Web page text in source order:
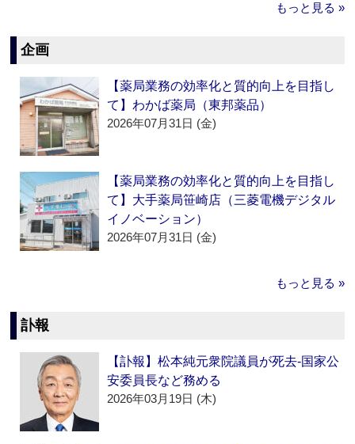
もっと見る »
企画
【薬局業務の効率化と質的向上を目指し
て】わかば薬局（東邦薬品）
2026年07月31日 (金)
【薬局業務の効率化と質的向上を目指し
て】大手薬局笹崎店（三菱電機デジタル
イノベーション）
2026年07月31日 (金)
もっと見る »
訃報
【訃報】松本純元衆院議員が死去‐国家公
安委員長など務める
2026年03月19日 (木)